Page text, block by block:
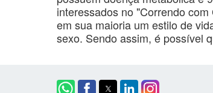
interessados no "Correndo
em sua maioria um estilo de
sexo. Sendo assim, é possível